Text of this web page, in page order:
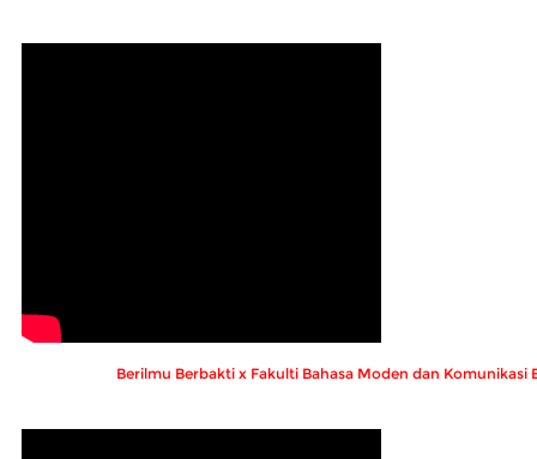
Berilmu Berbakti x Fakulti Bahasa Moden dan Komunikasi